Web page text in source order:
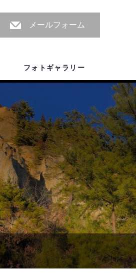
メールフォーム
フォトギャラリー